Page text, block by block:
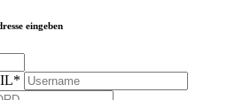
eingeben
*